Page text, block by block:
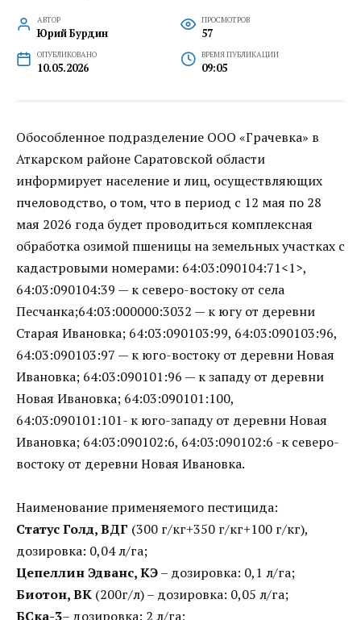
АВТОР
Юрий Бурдин
ПРОСМОТРОВ
57
ОПУБЛИКОВАНО
10.05.2026
ВРЕМЯ ПУБЛИКАЦИИ
09:05
Обособленное подразделение ООО «Грачевка» в
Аткарском районе Саратовской области
информирует население и лиц, осуществляющих
пчеловодство, о том, что в период с 12 мая по 28
мая 2026 года будет проводиться комплексная
обработка озимой пшеницы на земельных участках с
кадастровыми номерами: 64:03:090104:71<1>,
64:03:090104:39 — к северо-востоку от села
Песчанка;64:03:000000:3032 — к югу от деревни
Старая Ивановка; 64:03:090103:99, 64:03:090103:96,
64:03:090103:97 — к юго-востоку от деревни Новая
Ивановка; 64:03:090101:96 — к западу от деревни
Новая Ивановка; 64:03:090101:100,
64:03:090101:101- к юго-западу от деревни Новая
Ивановка; 64:03:090102:6, 64:03:090102:6 -к северо-
востоку от деревни Новая Ивановка.
Наименование применяемого пестицида:
Статус Голд, ВДГ (300 г/кг+350 г/кг+100 г/кг),
дозировка: 0,04 л/га;
Цепеллин Эдванс, КЭ– дозировка: 0,1 л/га;
Биотон, ВК (200г/л) – дозировка: 0,05 л/га;
БСка-3– дозировка: 2 л/га;